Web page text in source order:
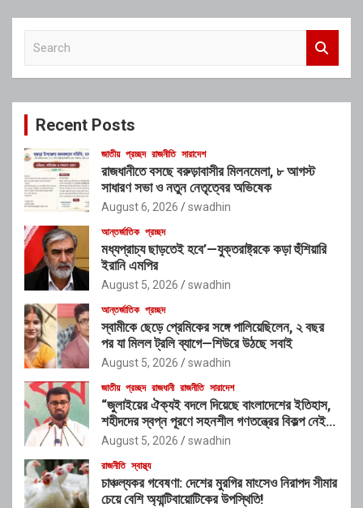
c
Recent Posts
জাতীয় প্রচ্ছদ রাজনীতি সারাদেশ
রাজধানীতে বসছে বরুড়াবাসীর মিলনমেলা, ৮ আগস্ট
সাধারণ সভা ও নতুন নেতৃত্বের অভিষেক
August 6, 2026 swadhin
আন্তর্জাতিক প্রচ্ছদ
মধ্যপ্রাচ্য ছাড়তেই হবে’—যুক্তরাষ্ট্রকে কড়া হুঁশিয়ারি
ইরানি এমপির
August 5, 2026 swadhin
আন্তর্জাতিক প্রচ্ছদ
স্বামীকে ছেড়ে প্রেমিকের সঙ্গে পালিয়েছিলেন, ২ বছর
পর যা মিলল ট্রলি ব্যাগে—শিউরে উঠছে সবাই
August 5, 2026 swadhin
জাতীয় প্রচ্ছদ রাজধানী রাজনীতি সারাদেশ
“জুলাইয়ের ঐক্যই বদলে দিয়েছে বাংলাদেশের ইতিহাস,
শহীদদের স্বপ্ন পূরণে সহনশীল গণতন্ত্রের বিকল্প নেই” :
রাশেদ খাঁন
August 5, 2026 swadhin
রাজনীতি স্বাস্থ্য
চাঞ্চল্যকর গবেষণা: দেশের মুরগির মাংসেও নিরাপদ সীমার
চেয়ে বেশি অ্যান্টিবায়োটিকের উপস্থিতি!